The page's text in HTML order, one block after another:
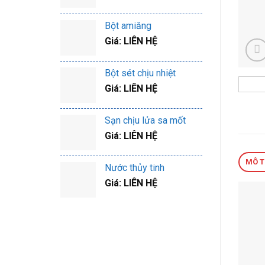
Bột amiăng
Giá: LIÊN HỆ
Bột sét chịu nhiệt
Giá: LIÊN HỆ
Sạn chịu lửa sa mốt
Giá: LIÊN HỆ
Nước thủy tinh
Giá: LIÊN HỆ
MÔ